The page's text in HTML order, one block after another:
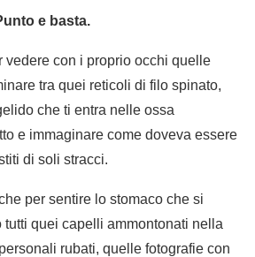
e basta.
vedere con i proprio occhi quelle
tra quei reticoli di filo spinato,
che ti entra nelle ossa
e immaginare come doveva essere
di soli stracci.
per sentire lo stomaco che si
tutti quei capelli ammontonati nella
rubati, quelle fotografie con